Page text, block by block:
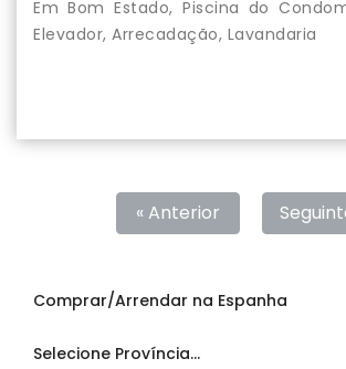
Em Bom Estado, Piscina do
Elevador, Arrecadação, Lavandaria
« Anterior
Comprar/Arrendar na Espanha
Selecione Província...